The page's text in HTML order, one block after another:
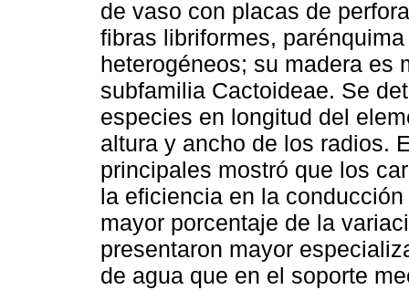
de vaso con placas de
fibras libriformes,
heterogéneos; su madera es
subfamilia Cactoideae. Se
especies en longitud del
altura y ancho de los radios.
principales mostró que los
la eficiencia en la
mayor porcentaje de la
presentaron mayor
de agua que en el soporte